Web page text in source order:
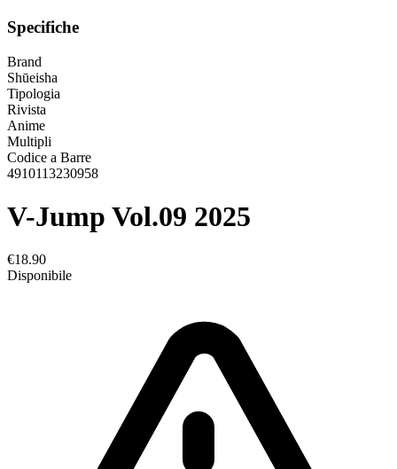
Specifiche
Brand
Shūeisha
Tipologia
Rivista
Anime
Multipli
Codice a Barre
4910113230958
V-Jump Vol.09 2025
€18.90
Disponibile